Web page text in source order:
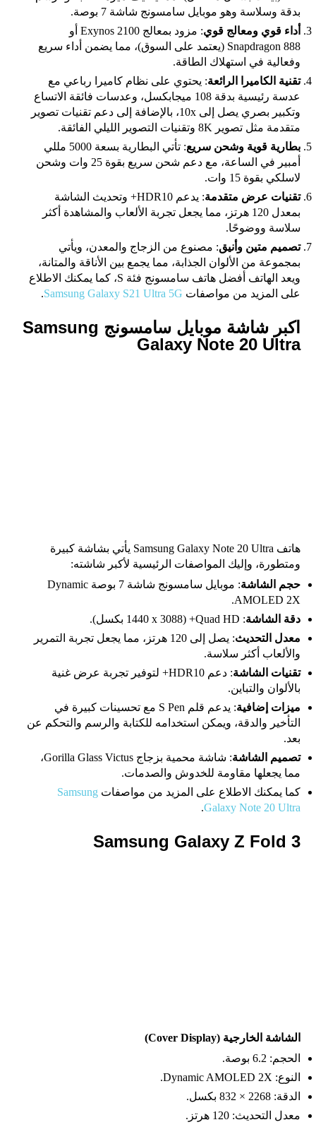
بدقة وسلاسة وهو موبايل سامسونج شاشة 7 بوصة
.
أداء قوي ومعالج قوي
: مزود بمعالج Exynos 2100 أو
Snapdragon 888 (يعتمد على السوق)، مما يضمن أداء سريع
وفعالية في استهلاك الطاقة.
تقنية الكاميرا الرائعة: يحتوي على نظام كاميرا رباعي مع
عدسة رئيسية بدقة 108 ميجابكسل، وعدسات فائقة الاتساع
وتكبير بصري يصل إلى 10x، بالإضافة إلى دعم تقنيات تصوير
متقدمة مثل تصوير 8K وتقنيات التصوير الليلي الفائقة.
بطارية قوية وشحن سريع
: تأتي البطارية بسعة 5000 مللي
أمبير في الساعة، مع دعم شحن سريع بقوة 25 وات وشحن
لاسلكي بقوة 15 وات.
تقنيات عرض متقدمة
: يدعم HDR10+ وتحديث الشاشة
بمعدل 120 هرتز، مما يجعل تجربة الألعاب والمشاهدة أكثر
سلاسة ووضوحًا.
تصميم متين وأنيق: مصنوع من الزجاج والمعدن، ويأتي
بمجموعة من الألوان الجذابة، مما يجمع بين الأناقة والمتانة،
ويعد الهاتف
أفضل هاتف سامسونج فئة S، كما يمكنك الاطلاع
على المزيد من مواصفات Samsung Galaxy S21 Ultra 5G
.
اكبر شاشة موبايل سامسونج Samsung
Galaxy Note 20 Ultra
هاتف Samsung Galaxy Note 20 Ultra يأتي بشاشة كبيرة
ومتطورة، وإليك المواصفات الرئيسية لأكبر شاشته:
حجم الشاشة: موبايل سامسونج شاشة 7 بوصة
Dynamic
AMOLED 2X.
دقة الشاشة: Quad HD+ (1440 x 3088 بكسل).
معدل التحديث
: يصل إلى 120 هرتز، مما يجعل تجربة التمرير
والألعاب أكثر سلاسة.
تقنيات الشاشة
: دعم HDR10+ لتوفير تجربة عرض غنية
بالألوان والتباين.
ميزات إضافية
: يدعم قلم S Pen مع تحسينات كبيرة في
التأخير والدقة، ويمكن استخدامه للكتابة والرسم والتحكم عن
بعد.
تصميم الشاشة
: شاشة محمية بزجاج Gorilla Glass Victus،
مما يجعلها مقاومة للخدوش والصدمات.
كما يمكنك الاطلاع على المزيد من مواصفاتSamsung
Galaxy Note 20 Ultra
.
Samsung Galaxy Z Fold 3
الشاشة الخارجية (Cover Display)
الحجم: 6.2 بوصة.
النوع: Dynamic AMOLED 2X.
الدقة: 2268 × 832 بكسل.
معدل التحديث: 120 هرتز.